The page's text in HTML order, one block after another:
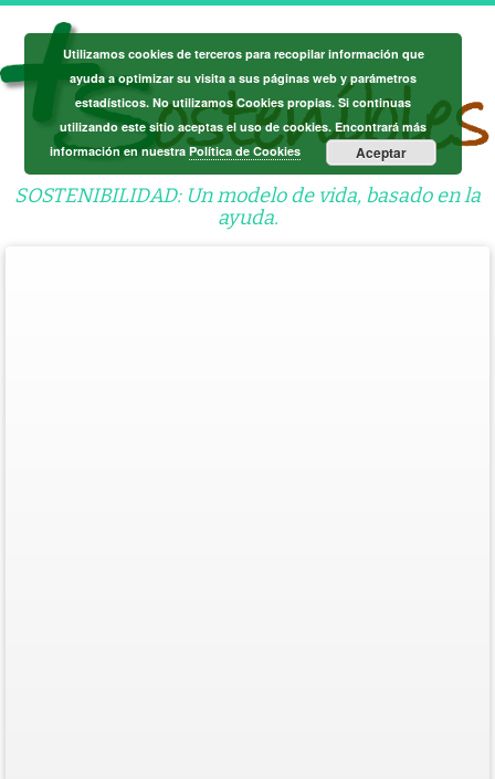
Saltar
contenido
SOSTENIBILIDAD: Un modelo de vida, basado en la
ayuda.
Utilizamos cookies de terceros para recopilar información que
ayuda a optimizar su visita a sus páginas web y parámetros
estadísticos. No utilizamos Cookies propias. Si continuas
utilizando este sitio aceptas el uso de cookies. Encontrará más
información en nuestraPolítica de Cookies Aceptar